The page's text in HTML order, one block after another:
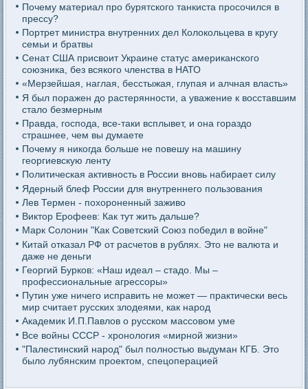
Почему материал про бурятского танкиста просочился в
прессу?
Портрет министра внутренних дел Колокольцева в кругу
семьи и братвы
Сенат США присвоит Украине статус американского
союзника, без всякого членства в НАТО
«Мерзейшая, наглая, бесстыжая, глупая и алчная власть»
Я был поражен до растерянности, а уважение к восставшим
стало безмерным
Правда, господа, все-таки всплывет, и она гораздо
страшнее, чем вы думаете
Почему я никогда больше не повешу на машину
георгиевскую ленту
Политическая активность в России вновь набирает силу
Ядерный блеф России для внутреннего пользования
Лев Термен - похороненный заживо
Виктор Ерофеев: Как тут жить дальше?
Марк Солонин "Как Советский Союз победил в войне"
Китай отказал РФ от расчетов в рублях. Это не валюта и
даже не деньги
Георгий Бурков: «Наш идеал – стадо. Мы –
профессиональные агрессоры»
Путин уже ничего исправить не может — практически весь
мир считает русских злодеями, как народ
Академик И.П.Павлов о русском массовом уме
Все войны СССР - хронология «мирной жизни»
"Палестинский народ" был полностью выдуман КГБ. Это
было лубянским проектом, спецоперацией